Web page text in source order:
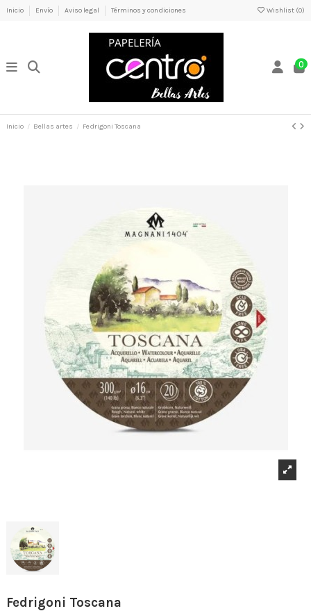
Inicio Envío Aviso legal Términos y condiciones Wishlist (0)
0
Inicio Bellas artes Fedrigoni Toscana
Fedrigoni Toscana